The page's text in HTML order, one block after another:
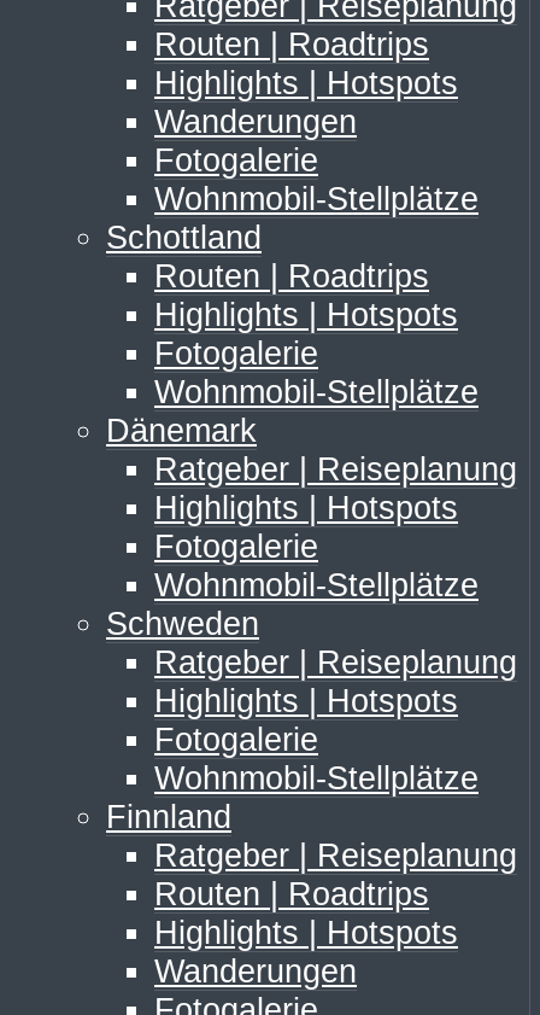
Routen | Roadtrips
Highlights | Hotspots
Wanderungen
Fotogalerie
Wohnmobil-Stellplätze
Schottland
Routen | Roadtrips
Highlights | Hotspots
Fotogalerie
Wohnmobil-Stellplätze
Dänemark
Ratgeber | Reiseplanung
Highlights | Hotspots
Fotogalerie
Wohnmobil-Stellplätze
Schweden
Ratgeber | Reiseplanung
Highlights | Hotspots
Fotogalerie
Wohnmobil-Stellplätze
Finnland
Ratgeber | Reiseplanung
Routen | Roadtrips
Highlights | Hotspots
Wanderungen